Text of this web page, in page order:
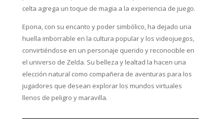
celta agrega un toque de magia a la experiencia de juego.
Epona, con su encanto y poder simbólico, ha dejado una
huella imborrable en la cultura popular y los videojuegos,
convirtiéndose en un personaje querido y reconocible en
el universo de Zelda. Su belleza y lealtad la hacen una
elección natural como compañera de aventuras para los
jugadores que desean explorar los mundos virtuales
llenos de peligro y maravilla.